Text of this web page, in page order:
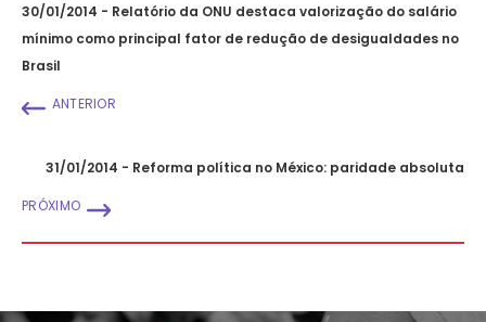
30/01/2014 - Relatório da ONU destaca valorização do salário
mínimo como principal fator de redução de desigualdades no
Brasil
ANTERIOR
31/01/2014 - Reforma política no México: paridade absoluta
PRÓXIMO